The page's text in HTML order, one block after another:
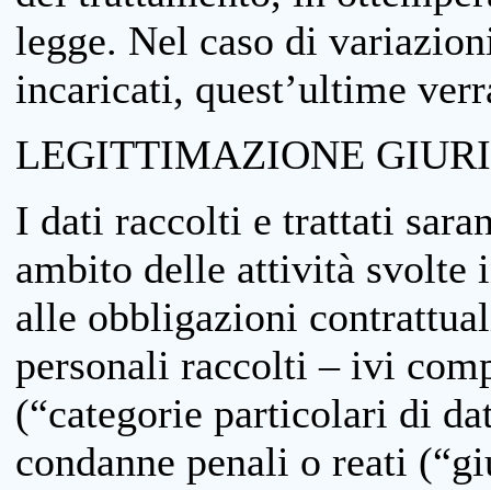
legge. Nel caso di
incaricati, quest’ultime
LEGITTIMAZIONE
I dati raccolti e trattati
ambito delle attività svolte
alle obbligazioni
personali raccolti – ivi
(“categorie particolari di
condanne penali o reati